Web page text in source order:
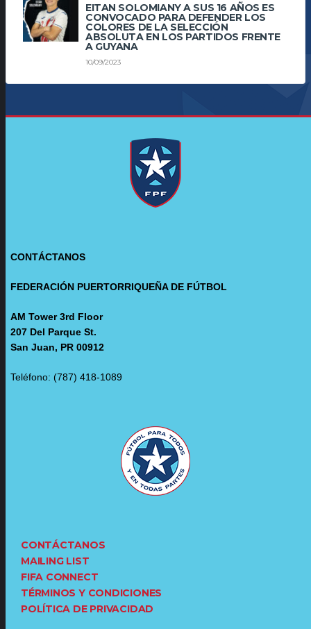
EITAN SOLOMIANY A SUS 16 AÑOS ES
CONVOCADO PARA DEFENDER LOS
COLORES DE LA SELECCIÓN
ABSOLUTA EN LOS PARTIDOS FRENTE
A GUYANA
10/09/2023
CONTÁCTANOS
FEDERACIÓN PUERTORRIQUEÑA DE FÚTBOL
AM Tower 3rd Floor
207 Del Parque St.
San Juan, PR 00912
Teléfono: (787) 418-1089
CONTÁCTANOS
MAILING LIST
FIFA CONNECT
TÉRMINOS Y CONDICIONES
POLÍTICA DE PRIVACIDAD